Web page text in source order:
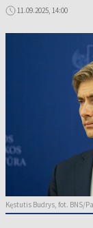
11.09.2025, 14:00
Kęstutis Budrys, fot. BNS/